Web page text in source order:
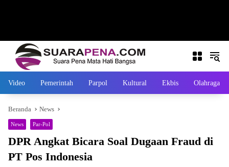
Video Pemerintah Parpol Kultural Ekbis Olahraga
Beranda News
News Par-Pol
DPR Angkat Bicara Soal Dugaan Fraud di
PT Pos Indonesia